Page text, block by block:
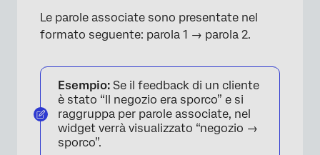
Le parole associate sono presentate nel
formato seguente: parola 1 → parola 2.
Esempio: Se il feedback di un cliente
è stato “Il negozio era sporco” e si
raggruppa per parole associate, nel
widget verrà visualizzato “negozio →
sporco”.